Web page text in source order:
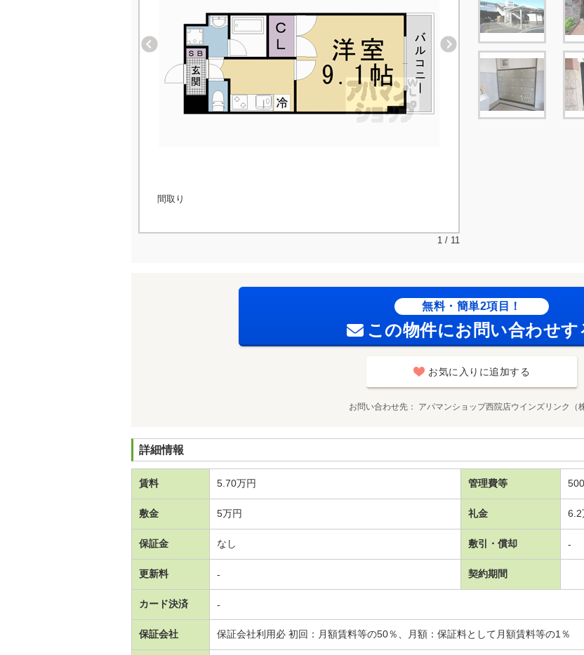
間取り
1 / 11
無料・簡単2項目！
この物件にお問い合わせす
お気に入りに追加する
お問い合わせ先 アパマンショップ西院店ウインズリンク（株
詳細情報
賃料 5.70万円 管理費等
敷金 5万円 礼金 6.2
保証金 なし 敷引・償却 -
更新料 - 契約期間
カード決済 -
保証会社 保証会社利用必 初回：月額賃料等の50％、月額：保証料として月額賃料等の1％